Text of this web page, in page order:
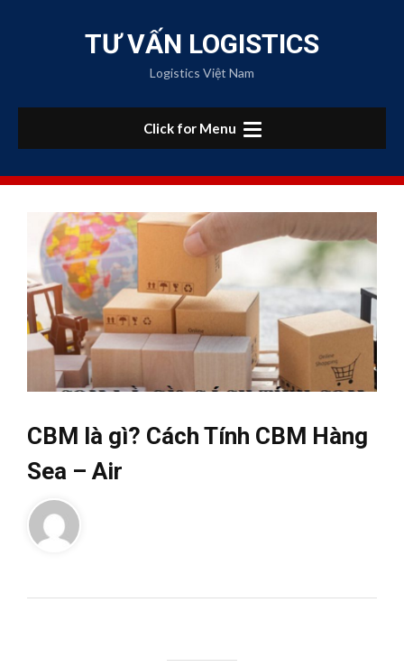
content
TƯ VẤN LOGISTICS
Logistics Việt Nam
Click for Menu
CBM là gì? Cách Tính CBM Hàng
Sea – Air